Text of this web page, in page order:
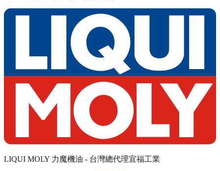
LIQUI MOLY 力魔機油 - 台灣總代理宜福工業